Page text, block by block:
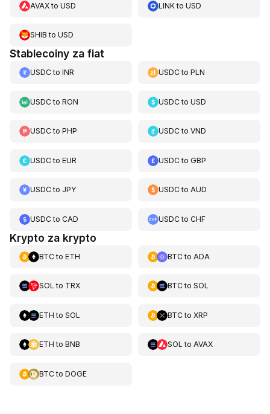
AVAXto USD LINKtoUSD
SHIB to USD
Stablecoiny za fiat
USDCto INR USDCtoPLN
USDCto RON USDCtoUSD
USDCto PHP USDCtoVND
USDCto EUR USDCtoGBP
USDCto JPY USDCtoAUD
USDCto CAD USDCtoCHF
Krypto za krypto
BTCto ETH BTCto ADA
SOL to TRX BTCto SOL
ETH to SOL BTCto XRP
ETH to BNB SOL to AVAX
BTCto DOGE